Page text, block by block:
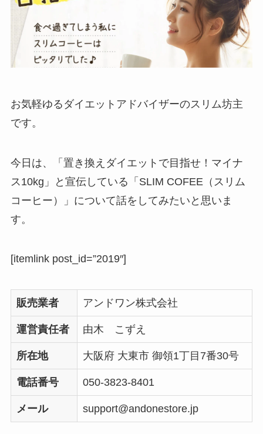
お気軽ゆるダイエットアドバイザーのスリム坊主
です。
今日は、「置き換えダイエットで目指せ！マイナ
ス10kg」と宣伝している「SLIM COFEE（スリム
コーヒー）」について話をしてみたいと思いま
す。
[itemlink post_id=”2019″]
販売業者 アンドワン株式会社
運営責任者 由木 こずえ
所在地 大阪府 大東市 御領1丁目7番30号
電話番号 050-3823-8401
メール support@andonestore.jp